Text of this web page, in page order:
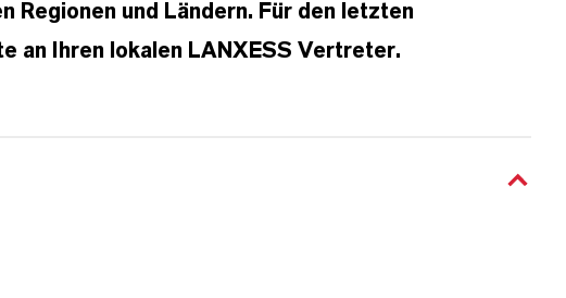
Regionen und Ländern. Für den letzten
an Ihren lokalen LANXESS Vertreter.